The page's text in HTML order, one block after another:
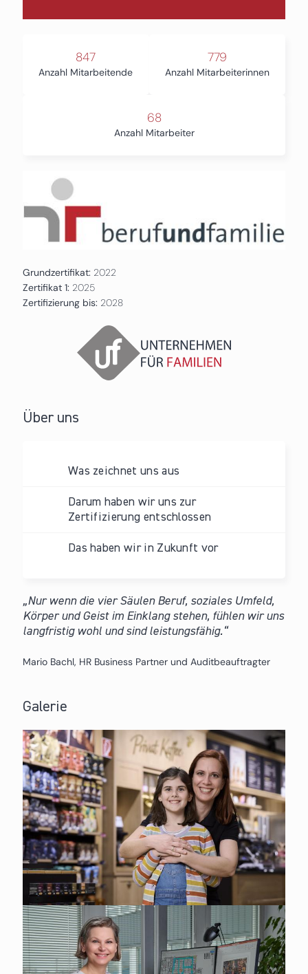
847
Anzahl Mitarbeitende
779
Anzahl Mitarbeiterinnen
68
Anzahl Mitarbeiter
Grundzertifikat: 2022
Zertifikat 1: 2025
Zertifizierung bis: 2028
Über uns
Was zeichnet uns aus
Darum haben wir uns zur
Zertifizierung entschlossen
Das haben wir in Zukunft vor
Nur wenn die vier Säulen Beruf, soziales Umfeld,
Körper und Geist im Einklang stehen, fühlen wir uns
langfristig wohl und sind leistungsfähig.
Mario Bachl, HR Business Partner und Auditbeauftragter
Galerie